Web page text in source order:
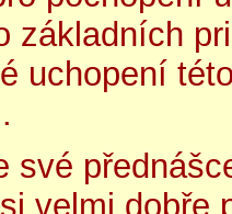
základních
uchopení
své
velmi dobře